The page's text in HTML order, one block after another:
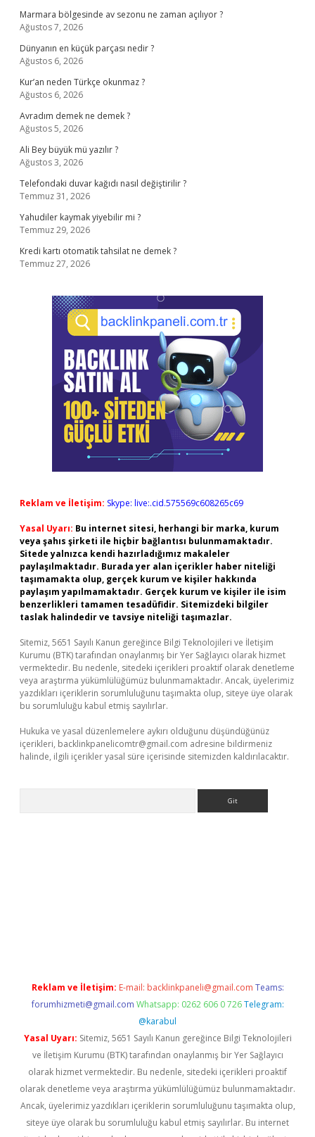
Marmara bölgesinde av sezonu ne zaman açılıyor ?
Ağustos 7, 2026
Dünyanın en küçük parçası nedir ?
Ağustos 6, 2026
Kur’an neden Türkçe okunmaz ?
Ağustos 6, 2026
Avradım demek ne demek ?
Ağustos 5, 2026
Ali Bey büyük mü yazılır ?
Ağustos 3, 2026
Telefondaki duvar kağıdı nasıl değiştirilir ?
Temmuz 31, 2026
Yahudiler kaymak yiyebilir mi ?
Temmuz 29, 2026
Kredi kartı otomatik tahsilat ne demek ?
Temmuz 27, 2026
Reklam ve İletişim: Skype: live:.cid.575569c608265c69
Yasal Uyarı: Bu internet sitesi, herhangi bir marka, kurum
veya şahıs şirketi ile hiçbir bağlantısı bulunmamaktadır.
Sitede yalnızca kendi hazırladığımız makaleler
paylaşılmaktadır. Burada yer alan içerikler haber niteliği
taşımamakta olup, gerçek kurum ve kişiler hakkında
paylaşım yapılmamaktadır. Gerçek kurum ve kişiler ile isim
benzerlikleri tamamen tesadüfidir. Sitemizdeki bilgiler
taslak halindedir ve tavsiye niteliği taşımazlar.
Sitemiz, 5651 Sayılı Kanun gereğince Bilgi Teknolojileri ve İletişim
Kurumu (BTK) tarafından onaylanmış bir Yer Sağlayıcı olarak hizmet
vermektedir. Bu nedenle, sitedeki içerikleri proaktif olarak denetleme
veya araştırma yükümlülüğümüz bulunmamaktadır. Ancak, üyelerimiz
yazdıkları içeriklerin sorumluluğunu taşımakta olup, siteye üye olarak
bu sorumluluğu kabul etmiş sayılırlar.
Hukuka ve yasal düzenlemelere aykırı olduğunu düşündüğünüz
içerikleri, backlinkpanelicomtr@gmail.com adresine bildirmeniz
halinde, ilgili içerikler yasal süre içerisinde sitemizden kaldırılacaktır.
Reklam ve İletişim: E-mail: backlinkpaneli@gmail.com Teams:
forumhizmeti@gmail.com Whatsapp: 0262 606 0 726 Telegram:
@karabul
Yasal Uyarı: Sitemiz, 5651 Sayılı Kanun gereğince Bilgi Teknolojileri
ve İletişim Kurumu (BTK) tarafından onaylanmış bir Yer Sağlayıcı
olarak hizmet vermektedir. Bu nedenle, sitedeki içerikleri proaktif
olarak denetleme veya araştırma yükümlülüğümüz bulunmamaktadır.
Ancak, üyelerimiz yazdıkları içeriklerin sorumluluğunu taşımakta olup,
siteye üye olarak bu sorumluluğu kabul etmiş sayılırlar. Bu internet